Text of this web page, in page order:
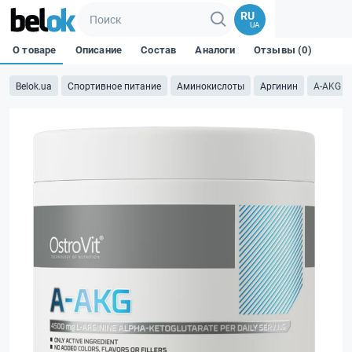
RU
UA
Belok.ua Спортивное питание Аминокислоты Аргинин A-AKG -
О товаре Описание Состав Аналоги Отзывы (0)